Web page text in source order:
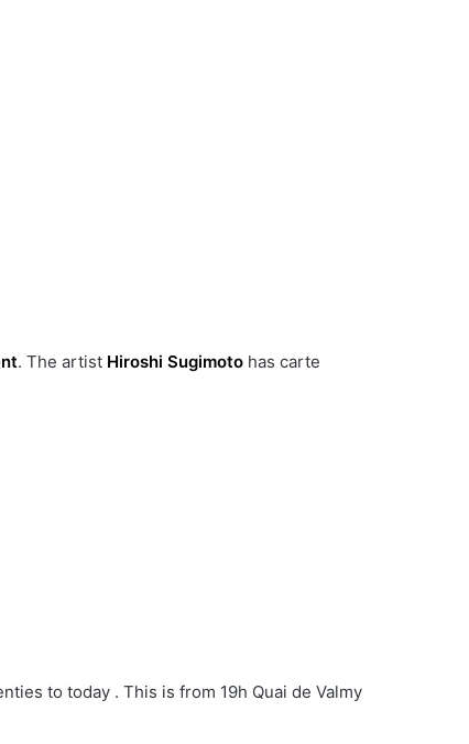
. The artist Hiroshi Sugimoto has carte
to today . This is from 19h Quai de Valmy